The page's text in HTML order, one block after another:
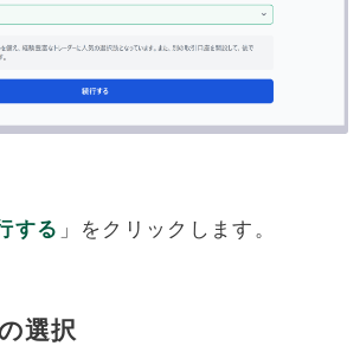
する 」をクリックします。
選択